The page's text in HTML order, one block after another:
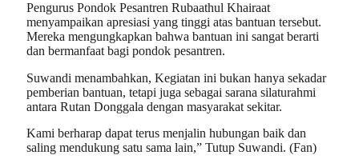
Pengurus Pondok Pesantren Rubaathul Khairaat
menyampaikan apresiasi yang tinggi atas bantuan tersebut.
Mereka mengungkapkan bahwa bantuan ini sangat berarti
dan bermanfaat bagi pondok pesantren.
Suwandi menambahkan, Kegiatan ini bukan hanya sekadar
pemberian bantuan, tetapi juga sebagai sarana silaturahmi
antara Rutan Donggala dengan masyarakat sekitar.
Kami berharap dapat terus menjalin hubungan baik dan
saling mendukung satu sama lain,” Tutup Suwandi. (Fan)